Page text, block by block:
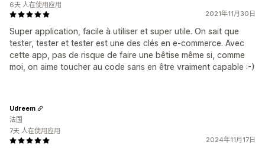
2021年11月30日
Super application, facile à utiliser et super utile. On sait que
tester, tester et tester est une des clés en e-commerce. Avec
cette app, pas de risque de faire une bêtise même si, comme
moi, on aime toucher au code sans en être vraiment capable :-)
6天 人在使用应用
2024年11月17日
Udreem
法国
7天 人在使用应用